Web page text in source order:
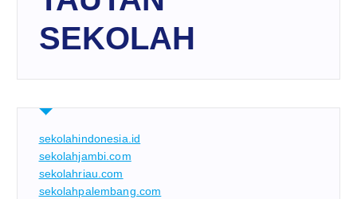
SEKOLAH
sekolahindonesia.id
sekolahjambi.com
sekolahriau.com
sekolahpalembang.com